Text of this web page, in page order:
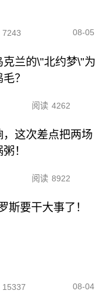
7243 08-05
克兰的\"北约梦\"为
？
阅读 4262
，这次差点把两场
！
阅读 8922
斯要干大事了！
15337 08-04